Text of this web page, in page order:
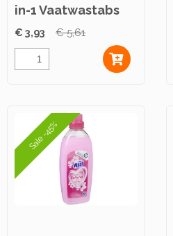
in-1 Vaatwastabs
40st
€ 3,93 € 5,61
Sale -45%